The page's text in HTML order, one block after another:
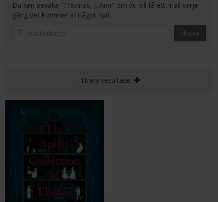
Du kan bevaka "Thomas, J. Ann" om du vill få ett mail varje
gång det kommer in något nytt.
Skicka
Filtrera resultatet